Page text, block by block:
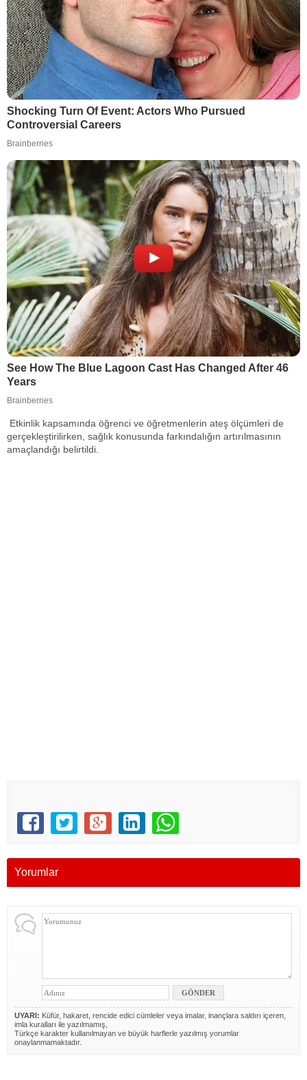
Etkinlik kapsamında öğrenci ve öğretmenlerin ateş ölçümleri de
gerçekleştirilirken, sağlık konusunda farkındalığın artırılmasının
amaçlandığı belirtildi.
Yorumlar
UYARI: Küfür, hakaret, rencide edici cümleler veya imalar, inançlara saldırı içeren,
imla kuralları ile yazılmamış,
Türkçe karakter kullanılmayan ve büyük harflerle yazılmış yorumlar
onaylanmamaktadır.